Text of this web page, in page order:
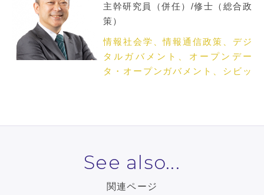
主幹研究員（併任）/修士（総合政
策）
情報社会学、情報通信政策、デジ
タルガバメント、オープンデー
タ・オープンガバメント、シビッ
See also...
関連ページ